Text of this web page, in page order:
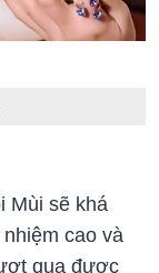
Mùi sẽ khá
cao và
qua được